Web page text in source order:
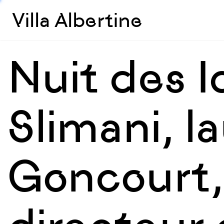
Villa Albertine
Nuit des
Slimani,